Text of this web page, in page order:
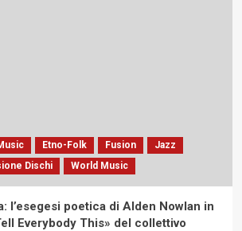
Etno-Folk Fusion
Jazz
Dischi World Music
l’esegesi poetica di Alden Nowlan in
Everybody This» del collettivo